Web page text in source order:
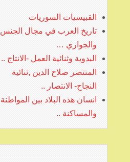
القبيسيات السوريات
تاريخ العرب في مجال الجنس
والجواري …
البدوية وثنائية العمل -الانتاج ..
المنتصر صلاح الدين ,ثنائية
النجاح- الانتصار ..
انسان هذه البلاد بين المواطنة
والمساكنة ..